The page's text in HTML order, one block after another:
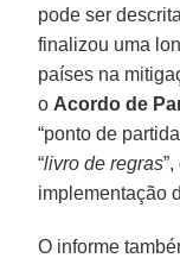
pode ser
finalizou uma
países na
o Acordo de
“ponto de
“livro de regras
implementação
O informe